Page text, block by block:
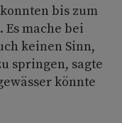
bis zum
mache bei
keinen Sinn,
springen, sagte
könnte